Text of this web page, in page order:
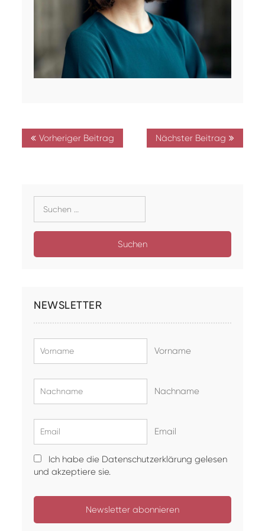
Navigation
Vorheriger Beitrag Nächster Beitrag
nach:
NEWSLETTER
Vorname
Nachname
Email
Ich habe die Datenschutzerklärung gelesen
und akzeptiere sie.